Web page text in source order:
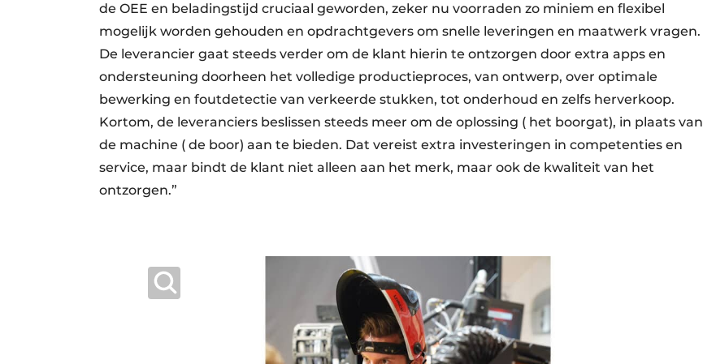
de OEE en beladingstijd cruciaal geworden, zeker nu voorraden zo miniem en flexibel
mogelijk worden gehouden en opdrachtgevers om snelle leveringen en maatwerk vragen.
De leverancier gaat steeds verder om de klant hierin te ontzorgen door extra apps en
ondersteuning doorheen het volledige productieproces, van ontwerp, over optimale
bewerking en foutdetectie van verkeerde stukken, tot onderhoud en zelfs herverkoop.
Kortom, de leveranciers beslissen steeds meer om de oplossing ( het boorgat), in plaats van
de machine ( de boor) aan te bieden. Dat vereist extra investeringen in competenties en
service, maar bindt de klant niet alleen aan het merk, maar ook de kwaliteit van het
ontzorgen.”